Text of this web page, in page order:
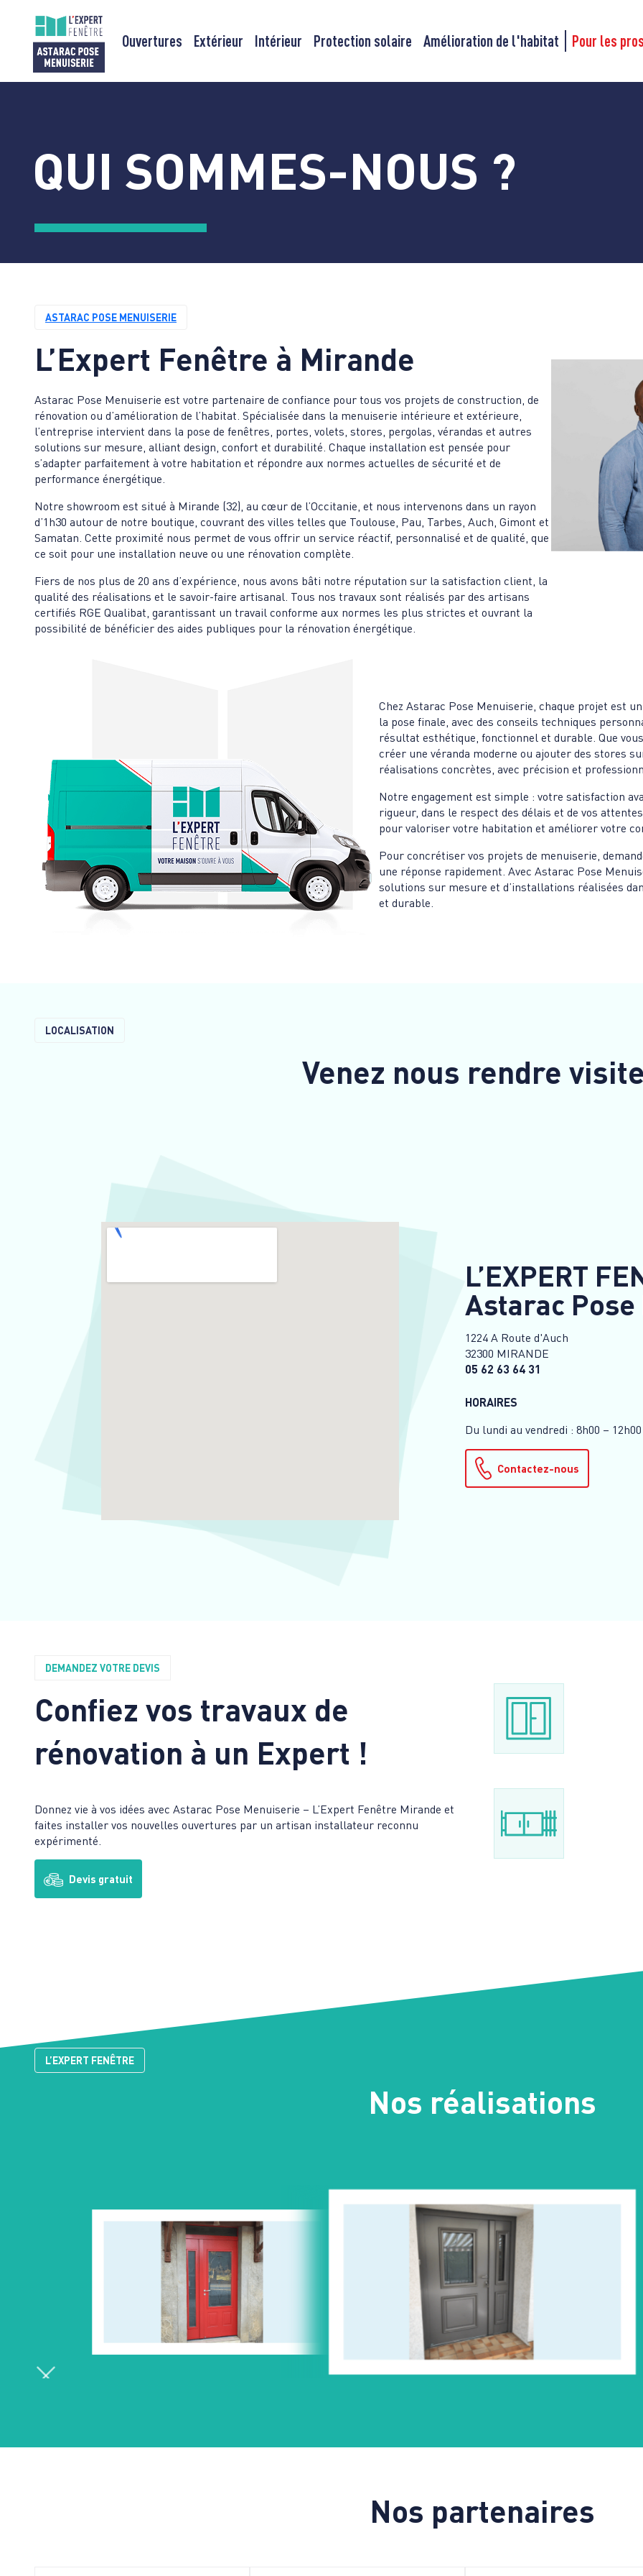
Ouvertures Extérieur Intérieur Protection solaire Amélioration de l'habitat Pour les pros
QUI SOMMES-NOUS ?
ASTARAC POSE MENUISERIE
L’Expert Fenêtre à Mirande
Astarac Pose Menuiserie est votre partenaire de confiance pour tous vos projets de construction, de
rénovation ou d’amélioration de l’habitat. Spécialisée dans la menuiserie intérieure et extérieure,
l’entreprise intervient dans la pose de fenêtres, portes, volets, stores, pergolas, vérandas et autres
solutions sur mesure, alliant design, confort et durabilité. Chaque installation est pensée pour
s’adapter parfaitement à votre habitation et répondre aux normes actuelles de sécurité et de
performance énergétique.
Notre showroom est situé à Mirande (32), au cœur de l’Occitanie, et nous intervenons dans un rayon
d’1h30 autour de notre boutique, couvrant des villes telles que Toulouse, Pau, Tarbes, Auch, Gimont et
Samatan. Cette proximité nous permet de vous offrir un service réactif, personnalisé et de qualité, que
ce soit pour une installation neuve ou une rénovation complète.
Fiers de nos plus de 20 ans d’expérience, nous avons bâti notre réputation sur la satisfaction client, la
qualité des réalisations et le savoir-faire artisanal. Tous nos travaux sont réalisés par des artisans
certifiés RGE Qualibat, garantissant un travail conforme aux normes les plus strictes et ouvrant la
possibilité de bénéficier des aides publiques pour la rénovation énergétique.
Chez Astarac Pose Menuiserie, chaque projet est
la pose finale, avec des conseils techniques
résultat esthétique, fonctionnel et durable. Que
créer une véranda moderne ou ajouter des stores
réalisations concrètes, avec précision et
Notre engagement est simple : votre satisfaction
rigueur, dans le respect des délais et de vos
pour valoriser votre habitation et améliorer votre
Pour concrétiser vos projets de menuiserie,
une réponse rapidement. Avec Astarac Pose
solutions sur mesure et d’installations réalisées
et durable.
LOCALISATION
Venez nous rendre visite
L’EXPERT
Astarac
1224 A Route d'Auch
32300 MIRANDE
05 62 63 64 31
HORAIRES
Du lundi au vendredi : 8h00 –
Contactez-nous
DEMANDEZ VOTRE DEVIS
Confiez vos travaux de
rénovation à un Expert !
Donnez vie à vos idées avec Astarac Pose Menuiserie – L’Expert Fenêtre Mirande et
faites installer vos nouvelles ouvertures par un artisan installateur reconnu
expérimenté.
Devis gratuit
L’EXPERT FENÊTRE
Nos réalisations
Nos partenaires